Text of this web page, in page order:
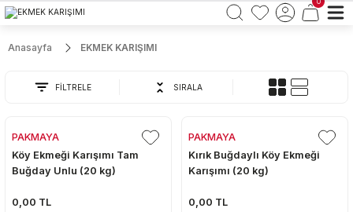
0
Anasayfa EKMEK KARIŞIMI
FİLTRELE SIRALA
PAKMAYA
Köy Ekmeği Karışımı Tam
Buğday Unlu (20 kg)
0,00 TL
PAKMAYA
Kırık Buğdaylı Köy Ekmeği
Karışımı (20 kg)
0,00 TL